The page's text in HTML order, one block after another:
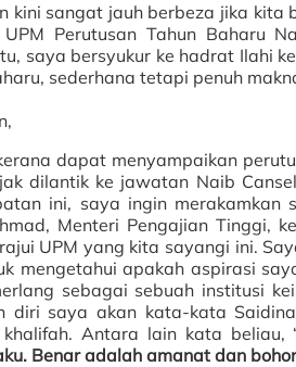
kini sangat jauh berbeza jika kita
Perutusan Tahun Baharu
saya bersyukur ke hadrat Ilahi
sederhana tetapi penuh
dapat menyampaikan
dilantik ke jawatan Naib
ini, saya ingin
Menteri Pengajian Tinggi,
UPM yang kita sayangi ini.
mengetahui apakah aspirasi
sebagai sebuah institusi
diri saya akan kata-kata
Antara lain kata beliau,
Benar adalah amanat dan